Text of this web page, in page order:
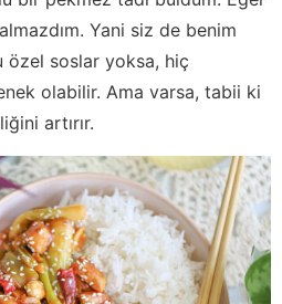
Yani siz de benim
soslar yoksa, hiç
olabilir. Ama varsa, tabii ki
artırır.